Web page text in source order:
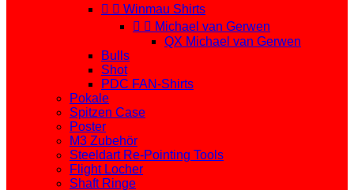
  Winmau Shirts
  Michael van Gerwen
QX Michael van Gerwen
Bulls
Shot
PDC FAN-Shirts
Pokale
Spitzen Case
Poster
M3 Zubehör
Steeldart Re-Pointing Tools
Flight Locher
Shaft Ringe